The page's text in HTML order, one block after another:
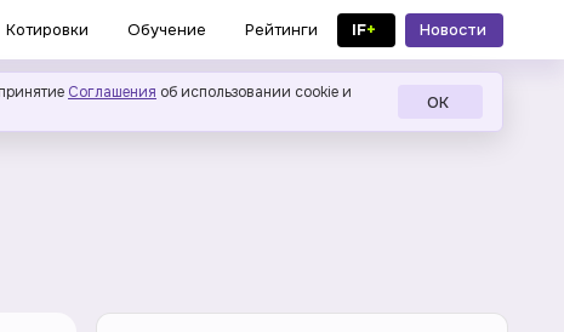
Котировки Обучение Рейтинги IF+
Новости
в MAX
Соглашения об использовании cookie и
ОК